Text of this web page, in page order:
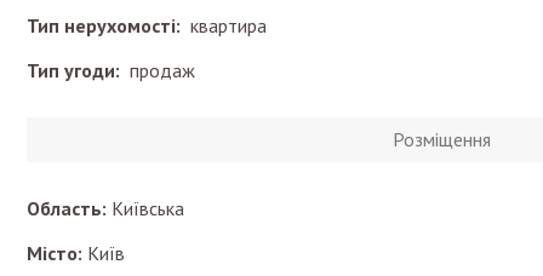
Тип нерухомості: квартира
Тип угоди: продаж
Розміщення
Область: Київська
Місто: Київ